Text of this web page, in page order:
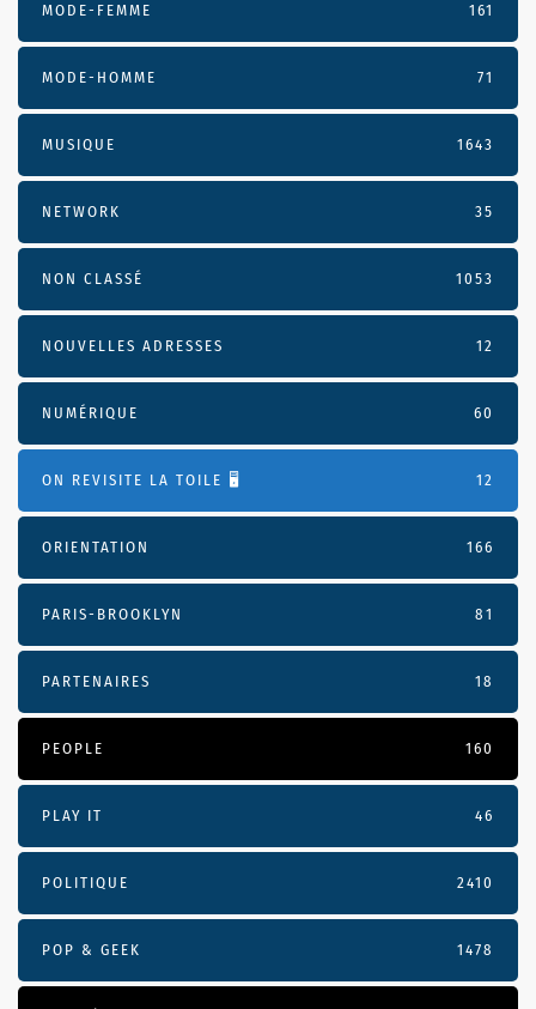
MODE-FEMME 161
MODE-HOMME 71
MUSIQUE 1643
NETWORK 35
NON CLASSÉ 1053
NOUVELLES ADRESSES 12
NUMÉRIQUE 60
ON REVISITE LA TOILE 🖥️ 12
ORIENTATION 166
PARIS-BROOKLYN 81
PARTENAIRES 18
PEOPLE 160
PLAY IT 46
POLITIQUE 2410
POP & GEEK 1478